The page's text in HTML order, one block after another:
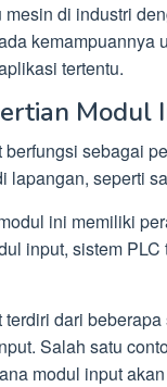
mesin di industri
kemampuannya
tertentu.
Modul
berfungsi sebagai
lapangan, seperti
ini memiliki
input, sistem
terdiri dari
Salah satu
modul input